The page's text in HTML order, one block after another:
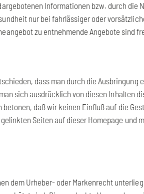
Informationen bzw. durch
nur bei fahrlässiger oder
zu entnehmende Angebote sind
dass man durch die
sich ausdrücklich von diesen Inhalten
daß wir keinen Einfluß auf die
Seiten auf dieser Homepage und
dem Urheber- oder Markenrecht